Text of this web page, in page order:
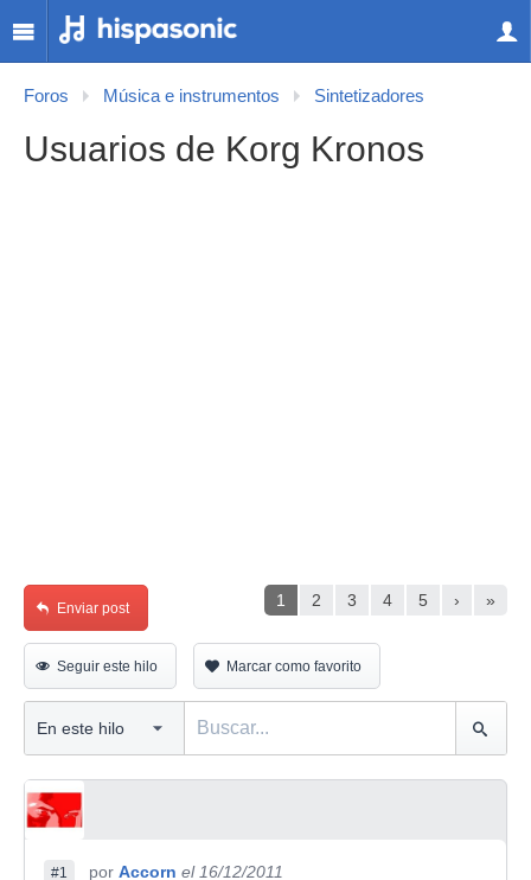
Foros Música e instrumentos Sintetizadores
Usuarios de Korg Kronos
1 2 3 4 5 › »
Enviar post
Seguir este hilo Marcar como favorito
#1 por Accorn el 16/12/2011